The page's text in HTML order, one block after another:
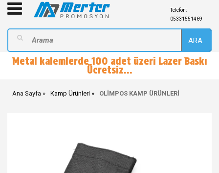
Telefon:
05331551469
ARA
Metal kalemlerde 100 adet üzeri Lazer Baskı
Ücretsiz...
Ana Sayfa Kamp Ürünleri OLİMPOS KAMP ÜRÜNLERİ